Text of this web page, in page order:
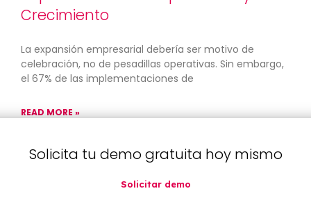
Crecimiento
La expansión empresarial debería ser motivo de
celebración, no de pesadillas operativas. Sin embargo,
el 67% de las implementaciones de
READ MORE »
agosto 20, 2025 No hay comentarios
Solicita tu demo gratuita hoy mismo
Solicitar demo